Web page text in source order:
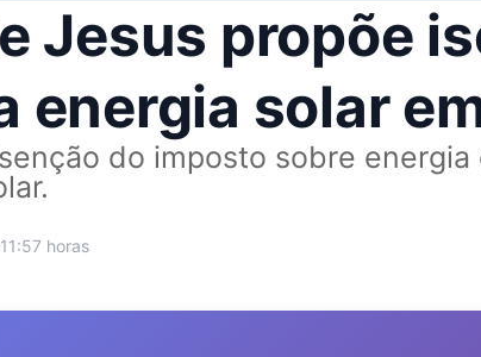
Jesus propõe
energia solar
do imposto sobre
horas